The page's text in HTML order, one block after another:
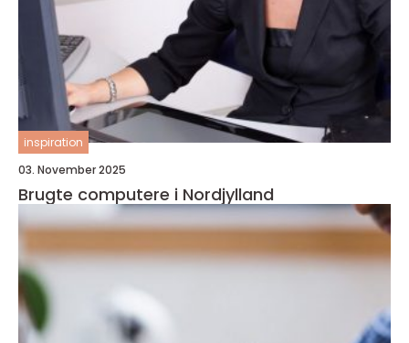
inspiration
03. November 2025
Brugte computere i Nordjylland